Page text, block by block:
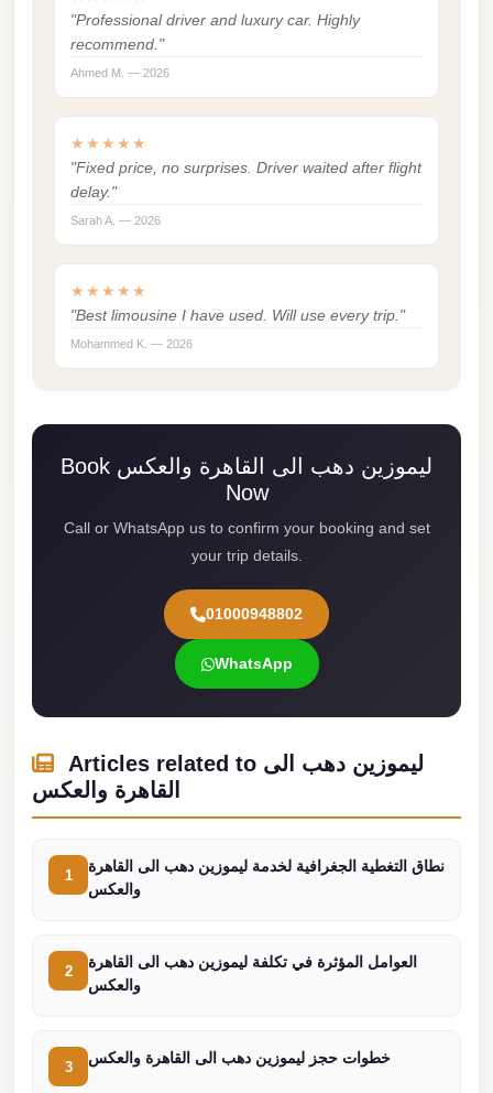
"Professional driver and luxury car. Highly
recommend."
Ahmed M. — 2026
★★★★★
"Fixed price, no surprises. Driver waited after flight
delay."
Sarah A. — 2026
★★★★★
"Best limousine I have used. Will use every trip."
Mohammed K. — 2026
Book ليموزين دهب الى القاهرة والعكس
Now
Call or WhatsApp us to confirm your booking and set
your trip details.
01000948802
WhatsApp
Articles related to ليموزين دهب الى
القاهرة والعكس
1
نطاق التغطية الجغرافية لخدمة ليموزين دهب الى القاهرة
والعكس
2
العوامل المؤثرة في تكلفة ليموزين دهب الى القاهرة
والعكس
3 خطوات حجز ليموزين دهب الى القاهرة والعكس
Mercedes
Rental
Matrouh
Matrouh
Limousine
Limousine
Mansoura
Limousine
Limousine
Limousine
Maadi
Limousine
Limousine
Limousine